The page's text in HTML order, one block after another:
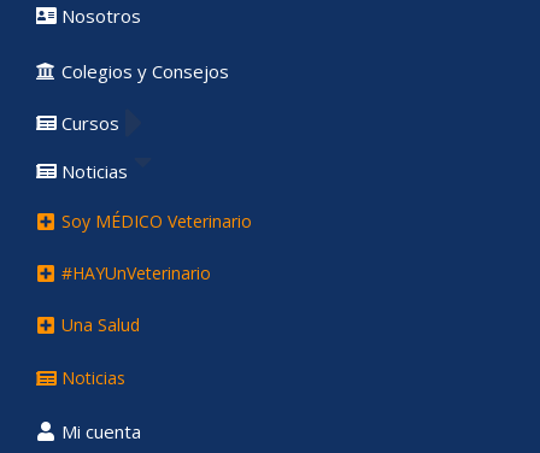
Nosotros
Colegios y Consejos
Cursos
Noticias
Soy MÉDICO Veterinario
#HAYUnVeterinario
Una Salud
Noticias
Mi cuenta